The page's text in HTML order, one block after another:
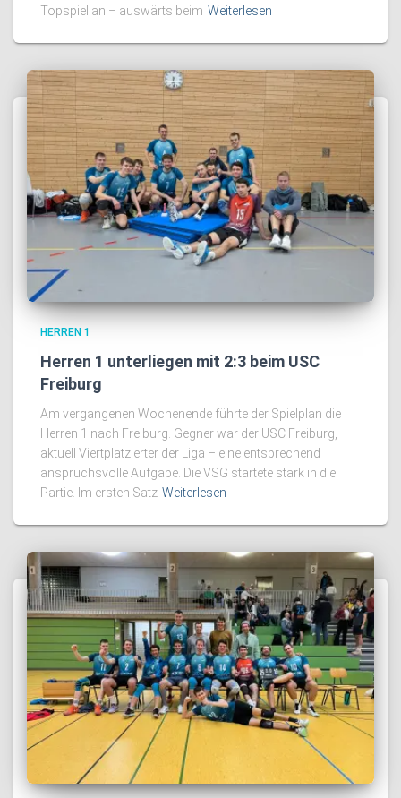
Topspiel an – auswärts beim Weiterlesen
HERREN 1
Herren 1 unterliegen mit 2:3 beim USC
Freiburg
Am vergangenen Wochenende führte der Spielplan die
Herren 1 nach Freiburg. Gegner war der USC Freiburg,
aktuell Viertplatzierter der Liga – eine entsprechend
anspruchsvolle Aufgabe. Die VSG startete stark in die
Partie. Im ersten Satz Weiterlesen